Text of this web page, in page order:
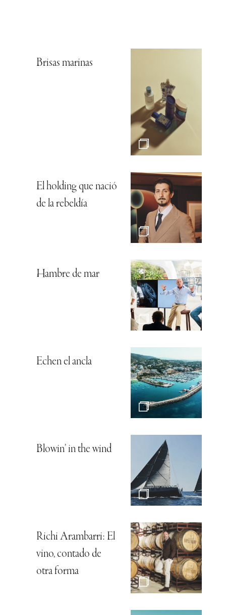
Brisas marinas
El holding que nació
de la rebeldía
Hambre de mar
Echen el ancla
Blowin’ in the wind
Richi Arambarri: El
vino, contado de
otra forma